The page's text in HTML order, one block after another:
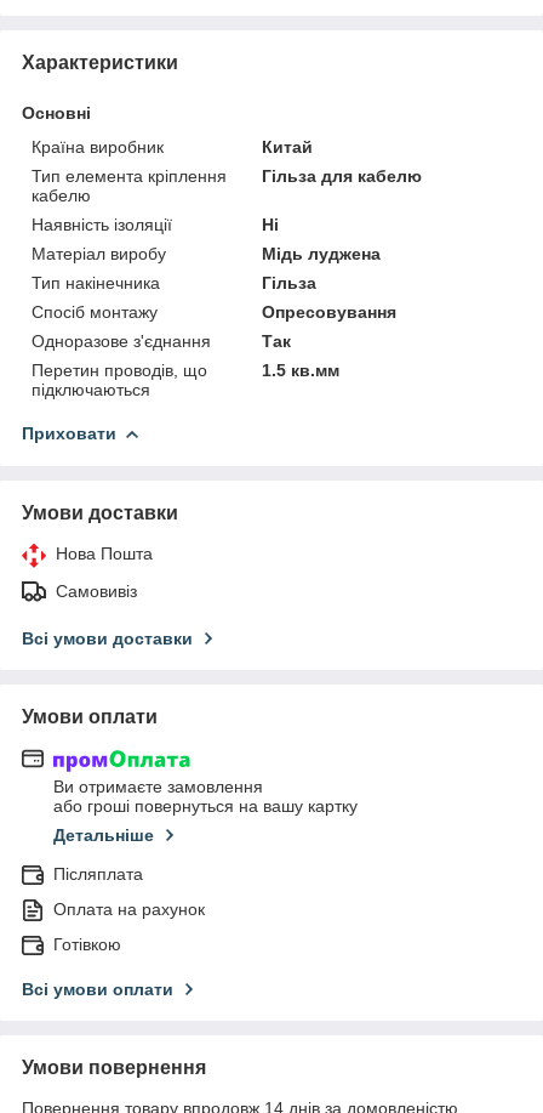
Характеристики
Основні
Країна виробник
Китай
Тип елемента кріплення
кабелю
Гільза для кабелю
Наявність ізоляції
Ні
Матеріал виробу
Мідь луджена
Тип накінечника
Гільза
Спосіб монтажу
Опресовування
Одноразове з'єднання
Так
Перетин проводів, що
підключаються
1.5 кв.мм
Приховати
Умови доставки
Нова Пошта
Самовивіз
Всі умови доставки
Умови оплати
Ви отримаєте замовлення
або гроші повернуться на вашу картку
Детальніше
Післяплата
Оплата на рахунок
Готівкою
Всі умови оплати
Умови повернення
Повернення товару впродовж 14 днів за домовленістю